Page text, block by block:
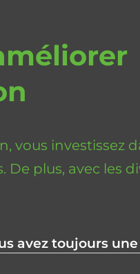
vous investissez
plus, avec les
avez toujours une